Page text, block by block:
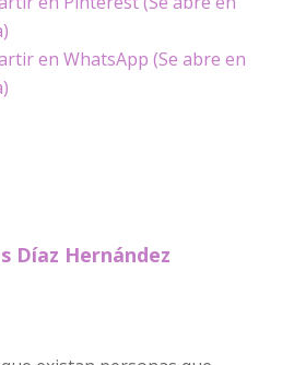
en WhatsApp (Se abre en
Díaz Hernández